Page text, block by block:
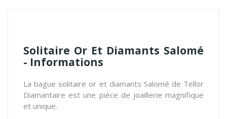
Solitaire Or Et Diamants Salomé
- Informations
La bague solitaire or et diamants Salomé de Tellor
Diamantaire est une pièce de joaillerie magnifique
et unique.